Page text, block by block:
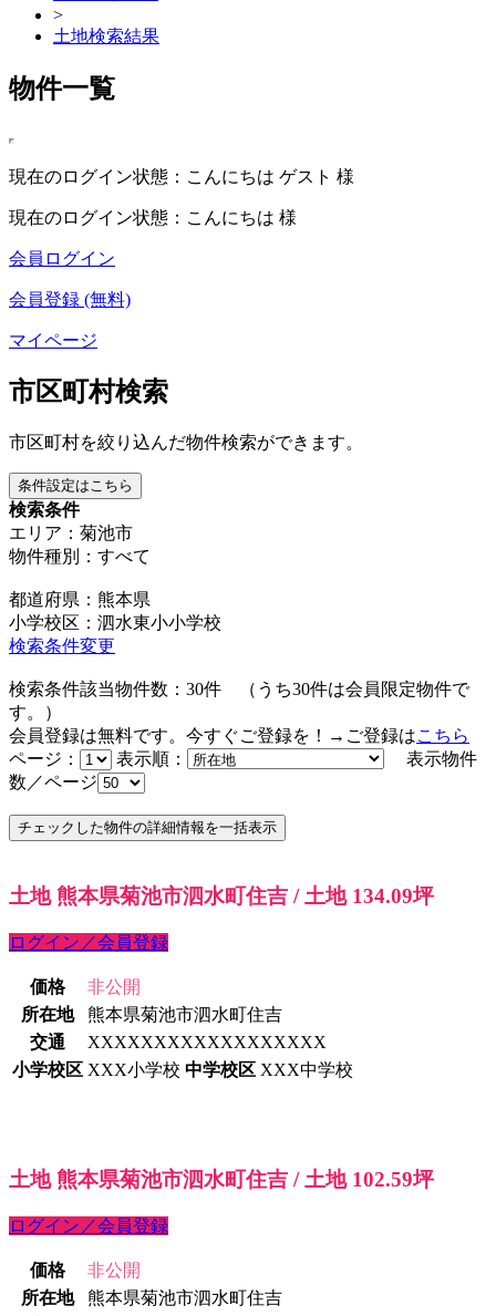
>
土地検索結果
物件一覧
現在のログイン状態：こんにちは ゲスト 様
現在のログイン状態：こんにちは 様
会員ログイン
会員登録 (無料)
マイページ
市区町村検索
市区町村を絞り込んだ物件検索ができます。
条件設定はこちら
検索条件
エリア：菊池市
物件種別：すべて
都道府県：熊本県
小学校区：泗水東小小学校
検索条件変更
検索条件該当物件数： 30件 （うち30件は会員限定物件で
す。）
会員登録は無料です。今すぐご登録を！→ご登録はこちら
ページ：
表示順：
表示物件
数／ページ
土地 熊本県菊池市泗水町住吉 / 土地 134.09坪
ログイン／会員登録
価格
非公開
所在地
熊本県菊池市泗水町住吉
交通
XXXXXXXXXXXXXXXXXX
小学校区 XXX小学校 中学校区 XXX中学校
土地 熊本県菊池市泗水町住吉 / 土地 102.59坪
ログイン／会員登録
価格
非公開
所在地
熊本県菊池市泗水町住吉